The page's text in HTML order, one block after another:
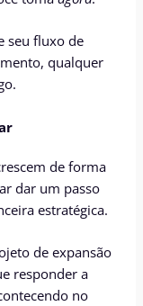
seu fluxo de
qualquer
de forma
dar um passo
estratégica.
de expansão
responder a
no